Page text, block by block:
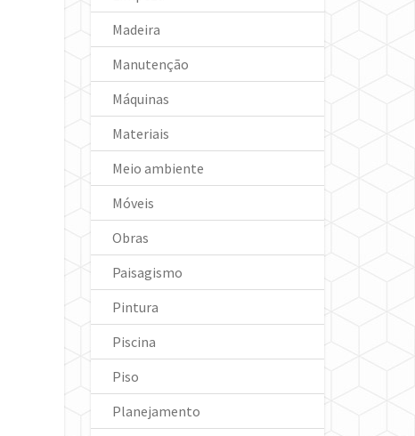
Madeira
Manutenção
Máquinas
Materiais
Meio ambiente
Móveis
Obras
Paisagismo
Pintura
Piscina
Piso
Planejamento